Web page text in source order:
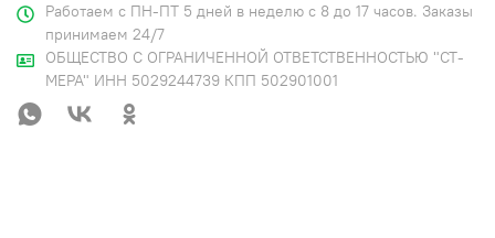
Работаем с ПН-ПТ 5 дней в неделю с 8 до 17 часов. Заказы
принимаем 24/7
ОБЩЕСТВО С ОГРАНИЧЕННОЙ ОТВЕТСТВЕННОСТЬЮ "СТ-
МЕРА" ИНН 5029244739 КПП 502901001